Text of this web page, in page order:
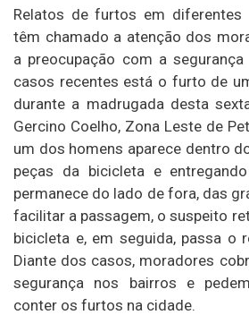
Relatos de furtos em diferentes
têm chamado a atenção dos
a preocupação com a
casos recentes está o furto de
durante a madrugada desta
Gercino Coelho, Zona Leste de
um dos homens aparece dentro
peças da bicicleta e
permanece do lado de fora, das
facilitar a passagem, o suspeito
bicicleta e, em seguida, passa o
Diante dos casos, moradores
segurança nos bairros e
conter os furtos na cidade.